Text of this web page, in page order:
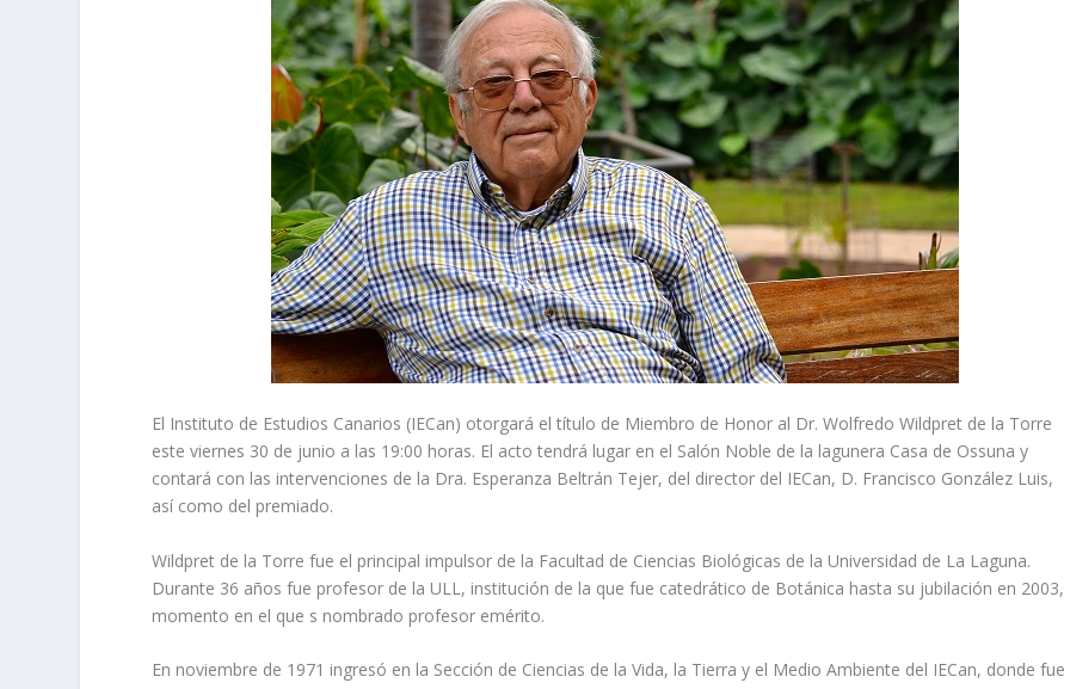
El Instituto de Estudios Canarios (IECan) otorgará el título de Miembro de Honor al Dr. Wolfredo Wildpret de la Torre
este viernes 30 de junio a las 19:00 horas. El acto tendrá lugar en el Salón Noble de la lagunera Casa de Ossuna y
contará con las intervenciones de la Dra. Esperanza Beltrán Tejer, del director del IECan, D. Francisco González Luis,
así como del premiado.
Wildpret de la Torre fue el principal impulsor de la Facultad de Ciencias Biológicas de la Universidad de La Laguna.
Durante 36 años fue profesor de la ULL, institución de la que fue catedrático de Botánica hasta su jubilación en 2003,
momento en el que s nombrado profesor emérito.
En noviembre de 1971 ingresó en la Sección de Ciencias de la Vida, la Tierra y el Medio Ambiente del IECan, donde fue